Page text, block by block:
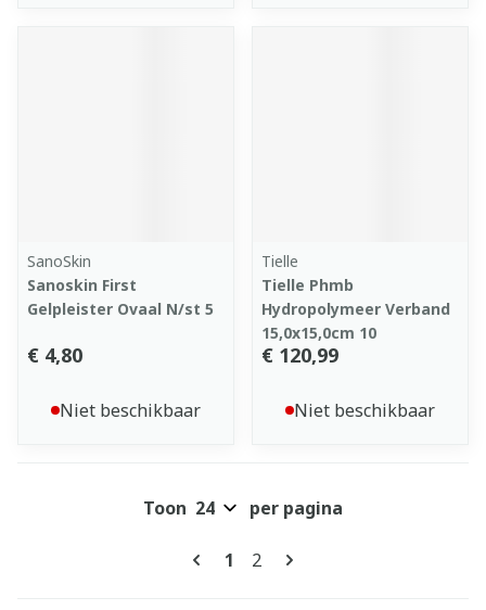
SanoSkin
Sanoskin First
Gelpleister Ovaal N/st 5
€ 4,80
Niet beschikbaar
Tielle
Tielle Phmb
Hydropolymeer Verband
15,0x15,0cm 10
€ 120,99
Niet beschikbaar
Pagina's
U lees momenteel pagina
1 Pagina
2
Toon per pagina